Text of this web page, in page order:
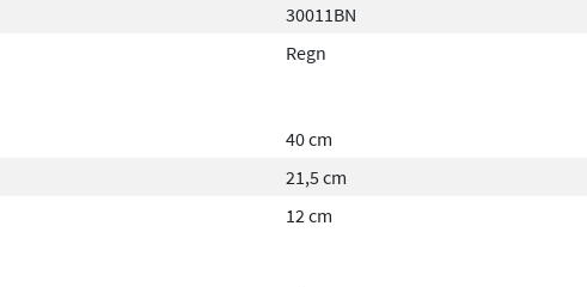
montage en neemt
Kies voor een
je ruimte.
30011BN
Regn
40 cm
21,5 cm
12 cm